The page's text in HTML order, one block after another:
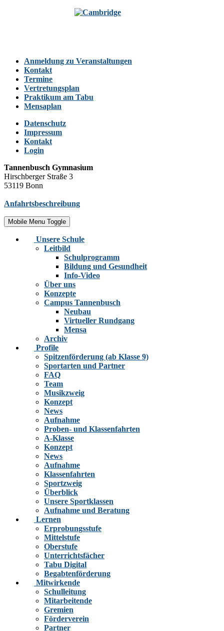
Anmeldung zu Veranstaltungen
Kontakt
Termine
Vertretungsplan
Praktikum am Tabu
Mensaplan
Datenschutz
Impressum
Kontakt
Login
Tannenbusch Gymnasium
Hirschberger Straße 3
53119 Bonn
Anfahrtsbeschreibung
Mobile Menu Toggle
Unsere Schule
Leitbild
Schulprogramm
Bildung und Gesundheit
Info-Video
Über uns
Konzepte
Campus Tannenbusch
Neubau
Virtueller Rundgang
Mensa
Archiv
Profile
Spitzenförderung (ab Klasse 9)
Sportarten und Partner
FAQ
Team
Musikzweig
Konzept
News
Aufnahme
Proben- und Klassenfahrten
A-Klasse
Konzept
News
Aufnahme
Klassenfahrten
Sportzweig
Überblick
Unsere Sportklassen
Aufnahme und Beratung
Lernen
Erprobungsstufe
Mittelstufe
Oberstufe
Unterrichtsfächer
Tabu Digital
Begabtenförderung
Mitwirkende
Schulleitung
Mitarbeitende
Gremien
Förderverein
Partner